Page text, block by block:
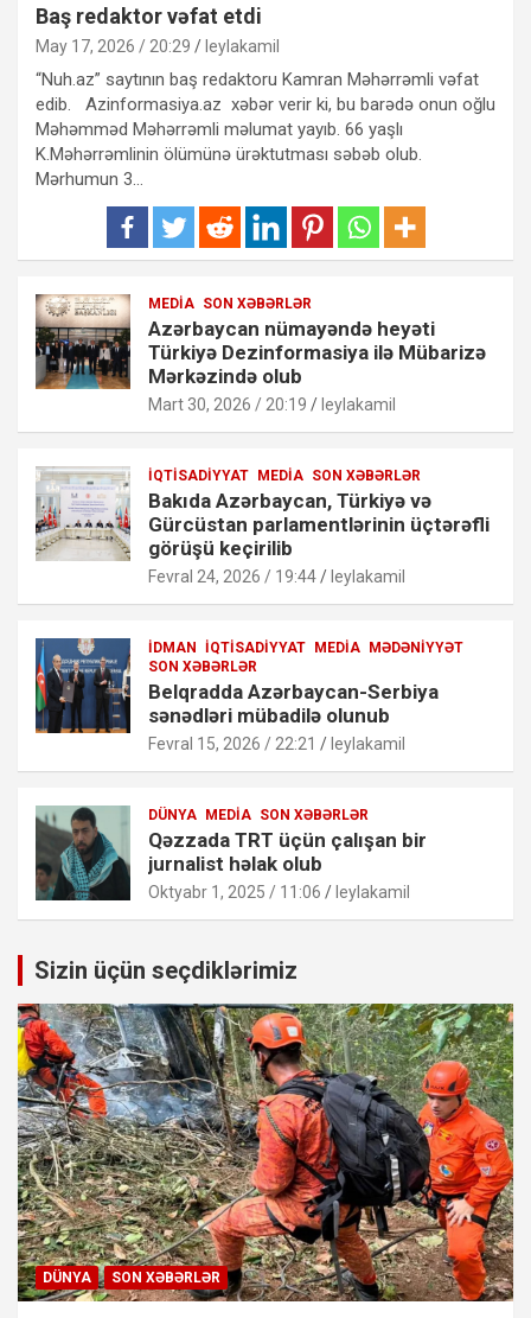
Baş redaktor vəfat etdi
May 17, 2026 / 20:29 leylakamil
“Nuh.az” saytının baş redaktoru Kamran Məhərrəmli vəfat
edib. Azinformasiya.az xəbər verir ki, bu barədə onun oğlu
Məhəmməd Məhərrəmli məlumat yayıb. 66 yaşlı
K.Məhərrəmlinin ölümünə ürəktutması səbəb olub.
Mərhumun 3…
MEDIA SON XƏBƏRLƏR
Azərbaycan nümayəndə heyəti
Türkiyə Dezinformasiya ilə Mübarizə
Mərkəzində olub
Mart 30, 2026 / 20:19 leylakamil
İQTISADIYYAT MEDIA SON XƏBƏRLƏR
Bakıda Azərbaycan, Türkiyə və
Gürcüstan parlamentlərinin üçtərəfli
görüşü keçirilib
Fevral 24, 2026 / 19:44 leylakamil
İDMAN İQTISADIYYAT MEDIA MƏDƏNIYYƏT
SON XƏBƏRLƏR
Belqradda Azərbaycan-Serbiya
sənədləri mübadilə olunub
Fevral 15, 2026 / 22:21 leylakamil
DÜNYA MEDIA SON XƏBƏRLƏR
Qəzzada TRT üçün çalışan bir
jurnalist həlak olub
Oktyabr 1, 2025 / 11:06 leylakamil
Sizin üçün seçdiklərimiz
DÜNYA SON XƏBƏRLƏR